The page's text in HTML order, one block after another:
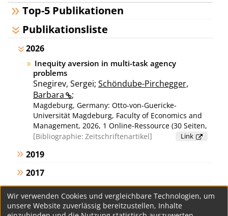
Top-5 Publikationen
Publikationsliste
2026
Inequity aversion in multi-task agency
problems
Snegirev, Sergei; Schöndube-Pirchegger,
Barbara
;
Magdeburg, Germany: Otto-von-Guericke-
Universität Magdeburg, Faculty of Economics and
Management, 2026, 1 Online-Ressource (30 Seiten,
0,47 MB) - (Working paper series; Otto von
Economics and Management; 2026, no. 14)
Bibliographie: Zeitschriftenartikel Link
2019
2017
2012
Wir verwenden Cookies und vergleichbare Technologien, um
unsere Website zuverlässig bereitzustellen, Inhalte